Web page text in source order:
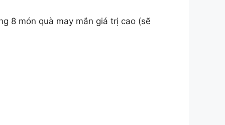
8 món quà may mắn giá trị cao (sẽ